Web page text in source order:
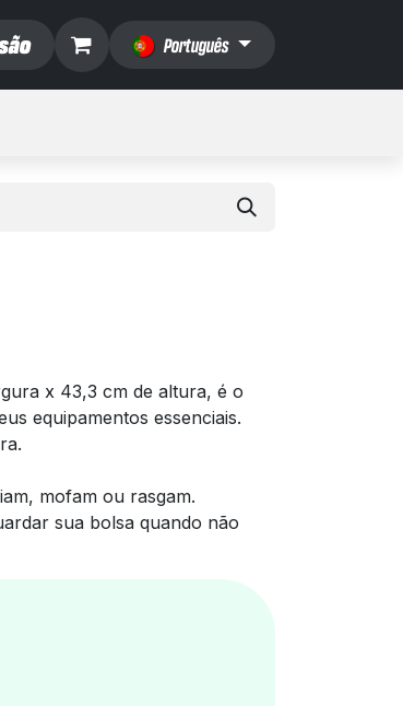
Português
x 43,3 cm de altura, é o
equipamentos essenciais.
mofam ou rasgam.
sua bolsa quando não